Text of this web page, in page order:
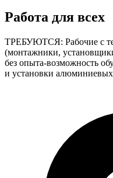
Работа для всех
ТРЕБУЮТСЯ: Рабочие с
(монтажники,
без опыта-возможность
и установки